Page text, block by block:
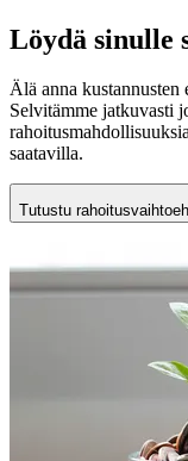
Löydä sinulle
Älä anna kustannusten
Selvitämme jatkuvasti
saatavilla.
Tutustu